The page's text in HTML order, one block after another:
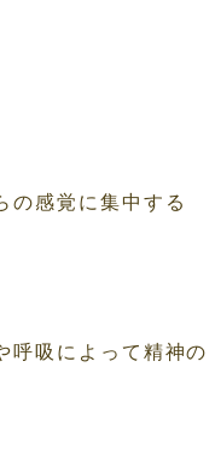
の感覚に集中する
呼吸によって精神の